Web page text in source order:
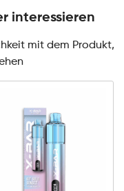
interessieren
mit dem Produkt,
X-
Line